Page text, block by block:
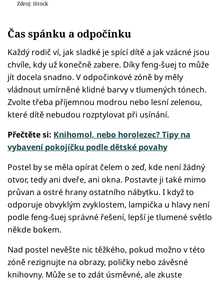
Zdroj: iStock
Čas spánku a odpočinku
Každý rodič ví, jak sladké je spící dítě a jak vzácné jsou
chvíle, kdy už konečně zabere. Díky feng-šuej to může
jít docela snadno. V odpočinkové zóně by měly
vládnout umírněné klidné barvy v tlumených tónech.
Zvolte třeba příjemnou modrou nebo lesní zelenou,
které dítě nebudou rozptylovat při usínání.
Přečtěte si: Knihomol, nebo horolezec? Tipy na
vybavení pokojíčku podle dětské povahy
Postel by se měla opírat čelem o zeď, kde není žádný
otvor, tedy ani dveře, ani okna. Postavte ji také mimo
průvan a ostré hrany ostatního nábytku. I když to
odporuje obvyklým zvyklostem, lampička u hlavy není
podle feng-šuej správné řešení, lepší je tlumené světlo
někde bokem.
Nad postel nevěšte nic těžkého, pokud možno v této
zóně rezignujte na obrazy, poličky nebo závěsné
knihovny. Může se to zdát úsměvné, ale zkuste